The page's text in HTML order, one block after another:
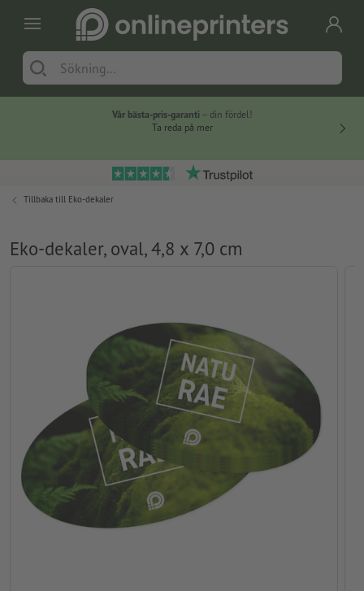
Vår bästa-pris-garanti – din fördel!
Ta reda på mer
Tillbaka till Eko-dekaler
Eko-dekaler, oval, 4,8 x 7,0 cm